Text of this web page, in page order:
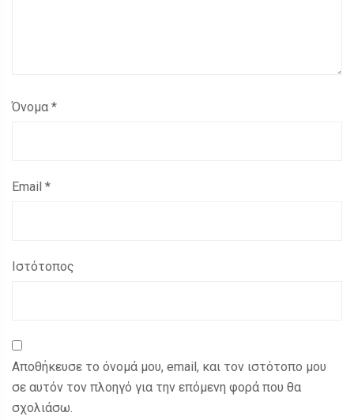
Όνομα *
Email *
Ιστότοπος
Αποθήκευσε το όνομά μου, email, και τον ιστότοπο μου
σε αυτόν τον πλοηγό για την επόμενη φορά που θα
σχολιάσω.